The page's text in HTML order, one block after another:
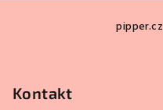
pipper.cz
Kontakt